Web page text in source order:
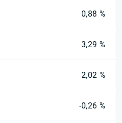
0,88 %
3,29 %
2,02 %
-0,26 %